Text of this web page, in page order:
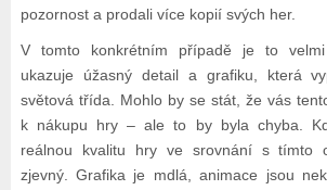
pozornost a prodali více kopií svých her.
V tomto konkrétním případě je to velmi
ukazuje úžasný detail a grafiku, která
světová třída. Mohlo by se stát, že vás
k nákupu hry – ale to by byla chyba.
reálnou kvalitu hry ve srovnání s tímto
zjevný. Grafika je mdlá, animace jsou